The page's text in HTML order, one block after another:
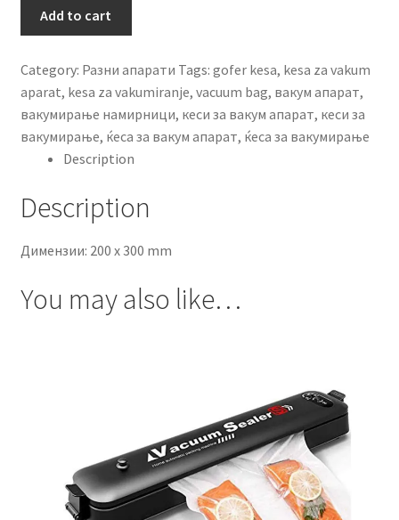
вакум
апарат
x
300
mm
quantity
Add to cart
Category: Разни апарати Tags: gofer kesa, kesa za vakum
aparat, kesa za vakumiranje, vacuum bag, вакум апарат,
вакумирање намирници, кеси за вакум апарат, кеси за
вакумирање, ќеса за вакум апарат, ќеса за вакумирање
Description
Description
Димензии: 200 x 300 mm
You may also like…